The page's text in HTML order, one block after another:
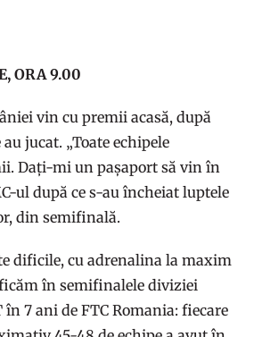
ORA 9.00
vin cu premii acasă, după
jucat. „Toate echipele
Dați-mi un pașaport să vin în
ul după ce s-au încheiat luptele
din semifinală.
dificile, cu adrenalina la maxim
în semifinalele diviziei
în 7 ani de FTC Romania: fiecare